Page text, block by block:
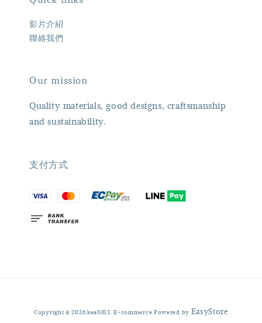
影片介紹
聯絡我們
Our mission
Quality materials, good designs, craftsmanship
and sustainability.
支付方式
Copyright © 2026 kea0813. E-commerce Powered by EasyStore